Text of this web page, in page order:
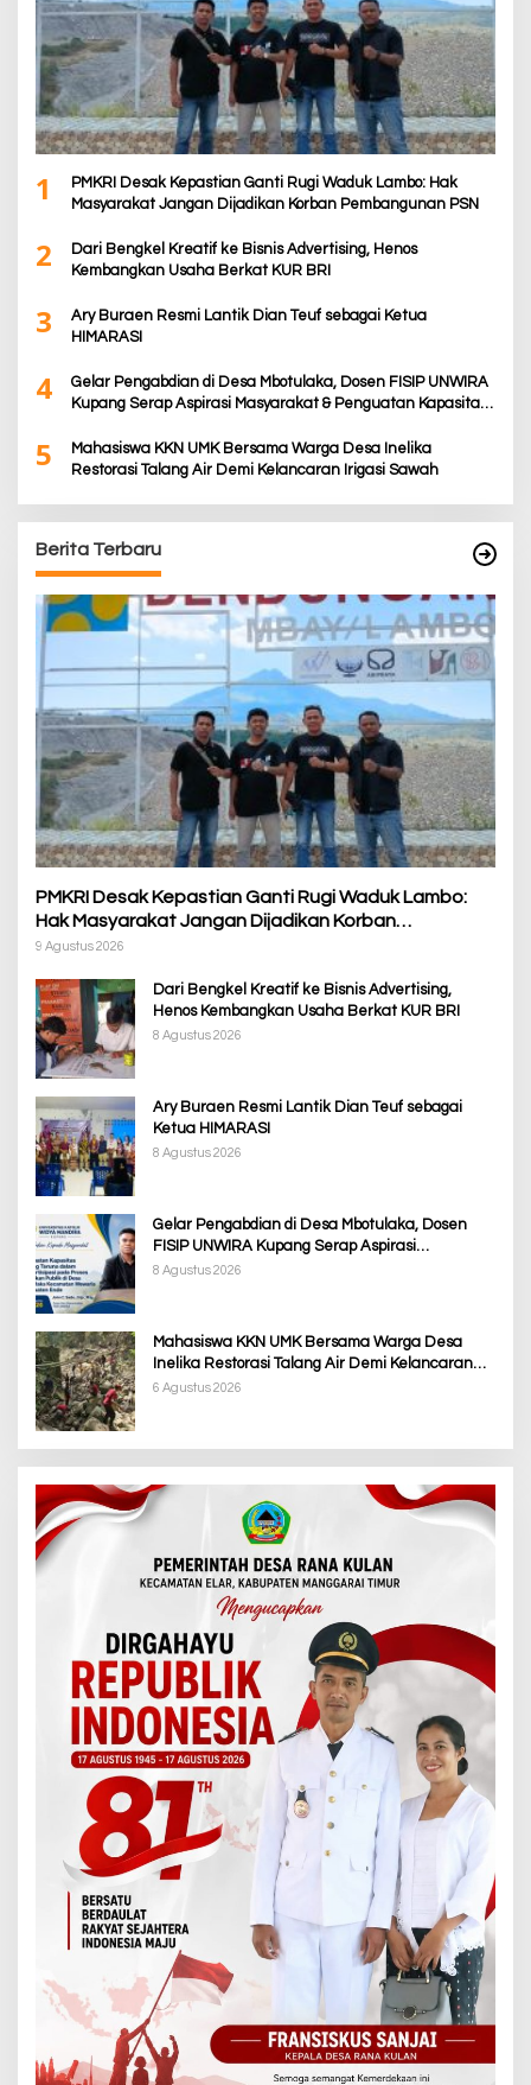
1
PMKRI Desak Kepastian Ganti Rugi Waduk Lambo: Hak
Masyarakat Jangan Dijadikan Korban Pembangunan PSN
2
Dari Bengkel Kreatif ke Bisnis Advertising, Henos
Kembangkan Usaha Berkat KUR BRI
3
Ary Buraen Resmi Lantik Dian Teuf sebagai Ketua
HIMARASI
4
Gelar Pengabdian di Desa Mbotulaka, Dosen FISIP UNWIRA
Kupang Serap Aspirasi Masyarakat & Penguatan Kapasitas
5
Mahasiswa KKN UMK Bersama Warga Desa Inelika
Restorasi Talang Air Demi Kelancaran Irigasi Sawah
Berita Terbaru
PMKRI Desak Kepastian Ganti Rugi Waduk Lambo:
Hak Masyarakat Jangan Dijadikan Korban
Pembangunan PSN
9 Agustus 2026
Dari Bengkel Kreatif ke Bisnis Advertising,
Henos Kembangkan Usaha Berkat KUR BRI
8 Agustus 2026
Ary Buraen Resmi Lantik Dian Teuf sebagai
Ketua HIMARASI
8 Agustus 2026
Gelar Pengabdian di Desa Mbotulaka, Dosen
FISIP UNWIRA Kupang Serap Aspirasi
Masyarakat & Penguatan Kapasitas Karang
8 Agustus 2026
Mahasiswa KKN UMK Bersama Warga Desa
Inelika Restorasi Talang Air Demi Kelancaran
Irigasi Sawah
6 Agustus 2026